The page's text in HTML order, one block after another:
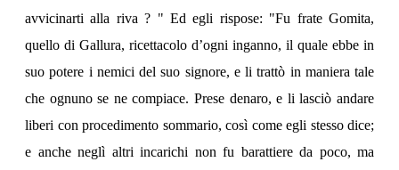
avvicinarti alla riva ? " Ed egli rispose: "Fu frate Gomita,
quello di Gallura, ricettacolo d’ogni inganno, il quale ebbe in
suo potere i nemici del suo signore, e li trattò in maniera tale
che ognuno se ne compiace. Prese denaro, e li lasciò andare
liberi con procedimento sommario, così come egli stesso dice;
e anche neglì altri incarichi non fu barattiere da poco, ma